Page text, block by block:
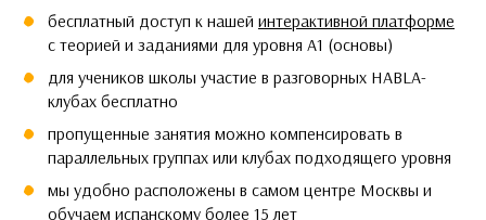
бесплатный доступ к нашей интерактивной платформе
c теорией и заданиями для уровня А1 (основы)
для учеников школы участие в разговорных HABLA-
клубах бесплатно
пропущенные занятия можно компенсировать в
параллельных группах или клубах подходящего уровня
мы удобно расположены в самом центре Москвы и
обучаем испанскому более 15 лет